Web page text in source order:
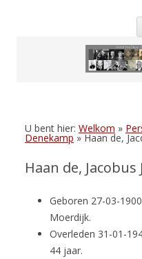
U bent hier: Welkom »
Denekamp »Haan de,
Haan de, Jacobus
Geboren 27-03-
Moerdijk.
Overleden 31-01-
44 jaar.